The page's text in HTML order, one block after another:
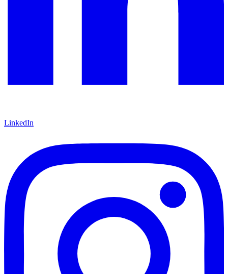
LinkedIn